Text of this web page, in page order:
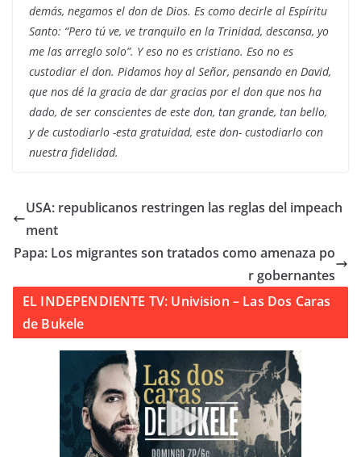
demás, negamos el don de Dios. Es como decirle al Espíritu
Santo: “Pero tú ve, ve tranquilo en la Trinidad, descansa, yo
me las arreglo solo”. Y eso no es cristiano. Eso no es
custodiar el don. Pidamos hoy al Señor, pensando en David,
que nos dé la gracia de dar gracias por el don que nos ha
dado, de ser conscientes de este don, tan grande, tan bello,
y de custodiarlo -esta gratuidad, este don- custodiarlo con
nuestra fidelidad.
USA: republicanos restringen las reglas del impeach
ment
Papa: Los migrantes son tratados como amenaza po
r gobernantes
EL INDEPENDIENTE TV: Univision – Las Dos Caras
de Bukele